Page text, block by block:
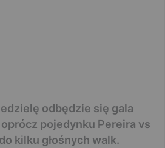
odbędzie się gala
pojedynku Pereira vs
kilku głośnych walk.